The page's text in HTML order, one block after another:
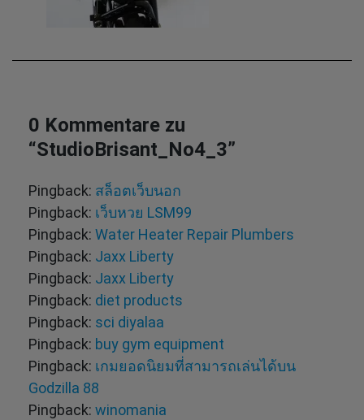
0 Kommentare zu
“StudioBrisant_No4_3”
Pingback: สล็อตเว็บนอก
Pingback: เว็บหวย LSM99
Pingback: Water Heater Repair Plumbers
Pingback: Jaxx Liberty
Pingback: Jaxx Liberty
Pingback: diet products
Pingback: sci diyalaa
Pingback: buy gym equipment
Pingback: เกมยอดนิยมที่สามารถเล่นได้บน
Godzilla 88
Pingback: winomania